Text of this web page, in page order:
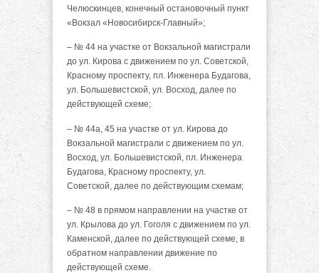
Челюскинцев, конечный остановочный пункт
«Вокзал «Новосибирск-Главный»;
– № 44 на участке от Вокзальной магистрали
до ул. Кирова с движением по ул. Советской,
Красному проспекту, пл. Инженера Будагова,
ул. Большевистской, ул. Восход, далее по
действующей схеме;
– № 44а, 45 на участке от ул. Кирова до
Вокзальной магистрали с движением по ул.
Восход, ул. Большевистской, пл. Инженера
Будагова, Красному проспекту, ул.
Советской, далее по действующим схемам;
– № 48 в прямом направлении на участке от
ул. Крылова до ул. Гоголя с движением по ул.
Каменской, далее по действующей схеме, в
обратном направлении движение по
действующей схеме.